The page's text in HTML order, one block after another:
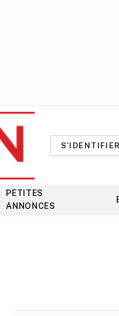
S'IDENTIFIER
PETITES
ANNONCES